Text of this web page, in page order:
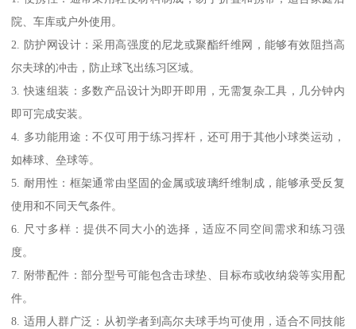
院、车库或户外使用。
2. 防护网设计：采用高强度的尼龙或聚酯纤维网，能够有效阻挡高
尔夫球的冲击，防止球飞出练习区域。
3. 快速组装：多数产品设计为即开即用，无需复杂工具，几分钟内
即可完成安装。
4. 多功能用途：不仅可用于练习挥杆，还可用于其他小球类运动，
如棒球、垒球等。
5. 耐用性：框架通常由坚固的金属或玻璃纤维制成，能够承受反复
使用和不同天气条件。
6. 尺寸多样：提供不同大小的选择，适应不同空间需求和练习强
度。
7. 附带配件：部分型号可能包含击球垫、目标布或收纳袋等实用配
件。
8. 适用人群广泛：从初学者到高尔夫球手均可使用，适合不同技能